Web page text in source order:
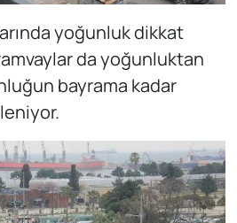
yoğunluk dikkat
da yoğunluktan
bayrama kadar